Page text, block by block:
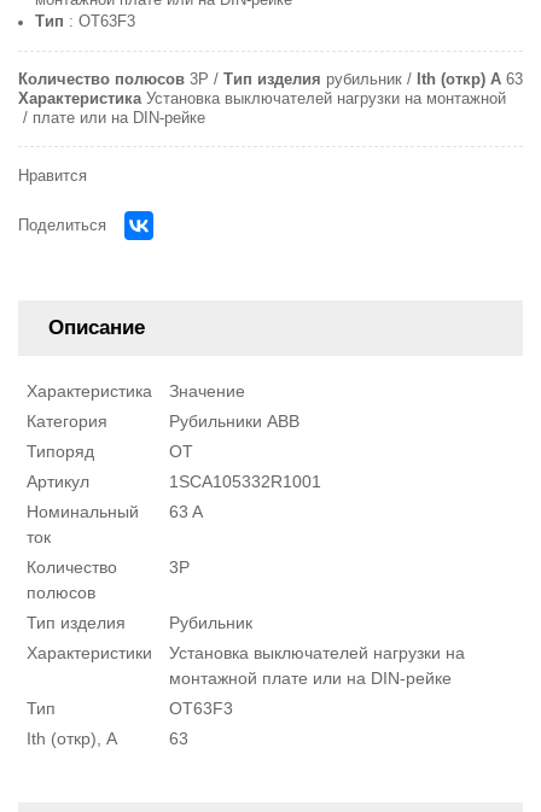
Тип : OT63F3
Количество полюсов 3P Тип изделия рубильник Ith (откр) А 63
Характеристика Установка выключателей нагрузки на монтажной
плате или на DIN-рейке
Нравится
Поделиться
Описание
Характеристика
Значение
Категория
Рубильники ABB
Типоряд
OT
Артикул
1SCA105332R1001
Номинальный
ток
63 A
Количество
полюсов
3P
Тип изделия
Рубильник
Характеристики
Установка выключателей нагрузки на
монтажной плате или на DIN-рейке
Тип
OT63F3
Ith (откр), А
63